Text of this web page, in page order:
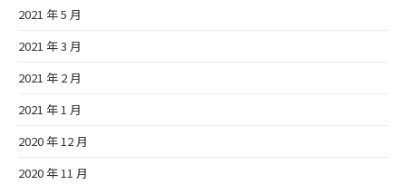
2021 年 5 月
2021 年 3 月
2021 年 2 月
2021 年 1 月
2020 年 12 月
2020 年 11 月